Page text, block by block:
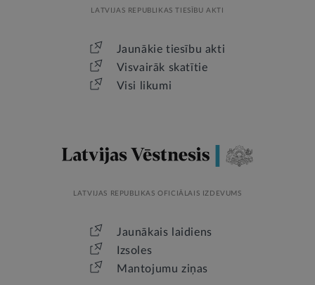
LATVIJAS REPUBLIKAS TIESĪBU AKTI
Jaunākie tiesību akti
Visvairāk skatītie
Visi likumi
LATVIJAS REPUBLIKAS OFICIĀLAIS IZDEVUMS
Jaunākais laidiens
Izsoles
Mantojumu ziņas